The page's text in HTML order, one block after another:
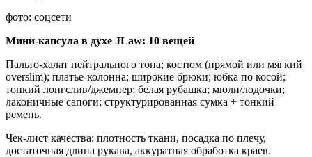
фото: соцсети
Мини-капсула в духе JLaw: 10 вещей
Пальто-халат нейтрального тона; костюм (прямой или мягкий
overslim); платье-колонна; широкие брюки; юбка по косой;
тонкий лонгслив/джемпер; белая рубашка; мюли/лодочки;
лаконичные сапоги; структурированная сумка + тонкий
ремень.
Чек-лист качества: плотность ткани, посадка по плечу,
достаточная длина рукава, аккуратная обработка краев.